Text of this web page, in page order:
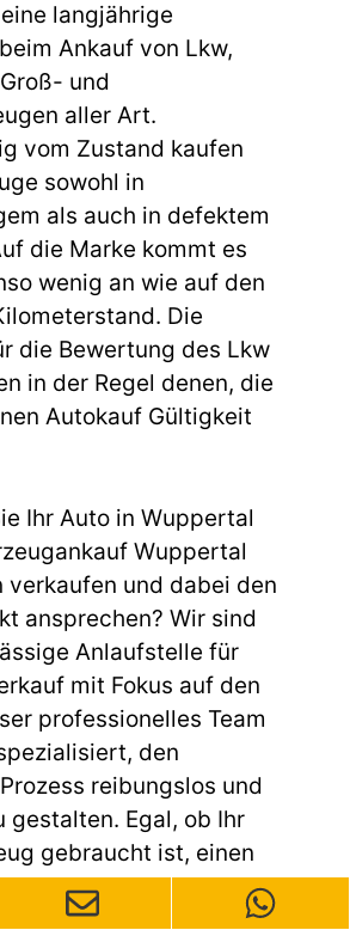
langjährige
Ankauf von Lkw,
und
aller Art.
vom Zustand kaufen
sowohl in
als auch in defektem
die Marke kommt es
wenig an wie auf den
Die
die Bewertung des Lkw
in der Regel denen, die
Autokauf Gültigkeit
Ihr Auto in Wuppertal
Wuppertal
verkaufen und dabei den
ansprechen? Wir sind
Anlaufstelle für
mit Fokus auf den
professionelles Team
den
reibungslos und
gestalten. Egal, ob Ihr
gebraucht ist, einen
aufweist oder andere
– wir kaufen Ihr Auto